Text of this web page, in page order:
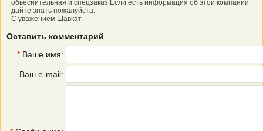
обьеснительная и спецзаказ.Если есть информация об этой компании
дайте знать пожалуйста.
С уважением Шавкат.
Оставить комментарий
* Ваше имя:
Ваш e-mail: